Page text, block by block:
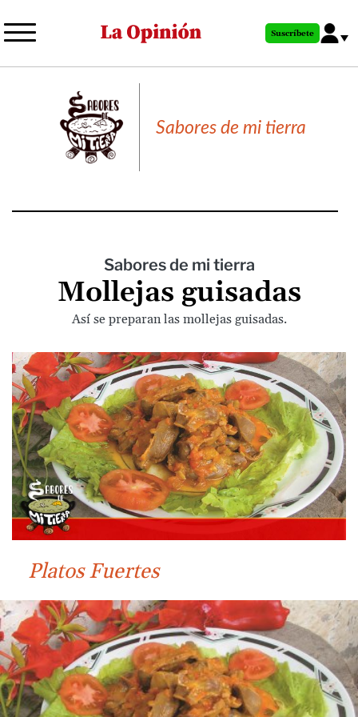
al
principal
Suscríbete
Sabores de mi tierra
Sabores de mi tierra
Mollejas guisadas
Así se preparan las mollejas guisadas.
Platos Fuertes